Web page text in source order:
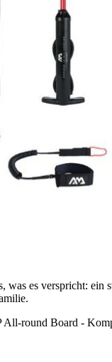
was es verspricht:
All-round Board -